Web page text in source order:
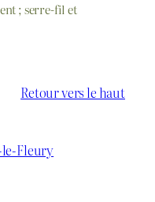
; serre-fil et
Retour vers le haut
Fleury